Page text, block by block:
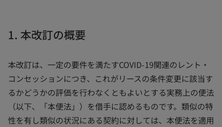
1. 本改訂の概要
本改訂は、一定の要件を満たすCOVID-19関連のレント・
コンセッションにつき、これがリースの条件変更に該当す
るかどうかの評価を行わなくともよいとする実務上の便法
（以下、「本便法」）を借手に認めるものです。類似の特
性を有し類似の状況にある契約に対しては、本便法を適用